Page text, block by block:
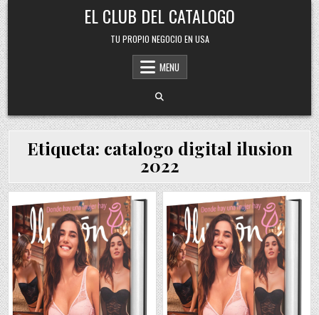
Skip
to
content
EL CLUB DEL CATALOGO
TU PROPIO NEGOCIO EN USA
MENU
Etiqueta: catalogo digital ilusion
2022
Posted
in
Posted
in